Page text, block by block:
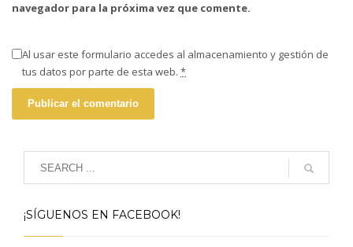
navegador para la próxima vez que comente.
Al usar este formulario accedes al almacenamiento y gestión de
tus datos por parte de esta web. *
¡SÍGUENOS EN FACEBOOK!